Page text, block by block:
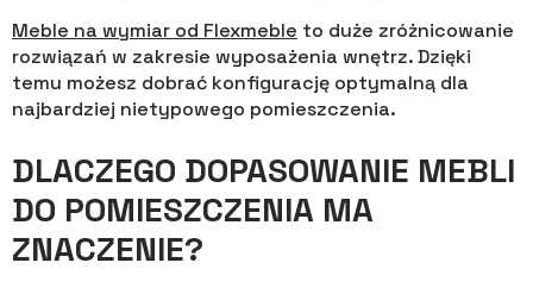
Meble na wymiar od Flexmeble to duże zróżnicowanie
rozwiązań w zakresie wyposażenia wnętrz. Dzięki
temu możesz dobrać konfigurację optymalną dla
najbardziej nietypowego pomieszczenia.
DLACZEGO DOPASOWANIE MEBLI
DO POMIESZCZENIA MA
ZNACZENIE?